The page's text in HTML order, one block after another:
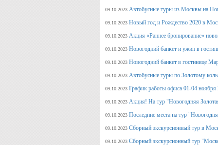
09.10.2023 Автобусные туры из Москвы на
09.10.2023 Новый год и Рождество 2020 в
09.10.2023 Акция «Раннее бронирование»
09.10.2023 Новогодний банкет и ужин в
09.10.2023 Новогодний банкет в гостинице
09.10.2023 Автобусные туры по Золотому
09.10.2023 График работы офиса 01-04 ноября
09.10.2023 Акция! На тур "Новогодняя
09.10.2023 Последние места на тур
09.10.2023 Сборный экскурсионный тур в
09.10.2023 Сборный экскурсионный тур